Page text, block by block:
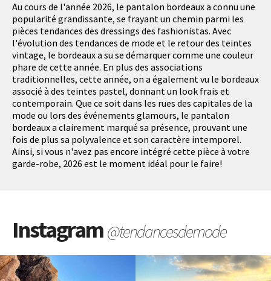
Au cours de l'année 2026, le pantalon bordeaux a connu une
popularité grandissante, se frayant un chemin parmi les
pièces tendances des dressings des fashionistas. Avec
l'évolution des tendances de mode et le retour des teintes
vintage, le bordeaux a su se démarquer comme une couleur
phare de cette année. En plus des associations
traditionnelles, cette année, on a également vu le bordeaux
associé à des teintes pastel, donnant un look frais et
contemporain. Que ce soit dans les rues des capitales de la
mode ou lors des événements glamours, le pantalon
bordeaux a clairement marqué sa présence, prouvant une
fois de plus sa polyvalence et son caractère intemporel.
Ainsi, si vous n'avez pas encore intégré cette pièce à votre
garde-robe, 2026 est le moment idéal pour le faire!
Instagram@tendancesdemode